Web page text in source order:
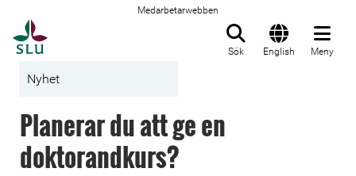
Medarbetarwebben
Sök English Meny
Nyhet
Planerar du att ge en
doktorandkurs?